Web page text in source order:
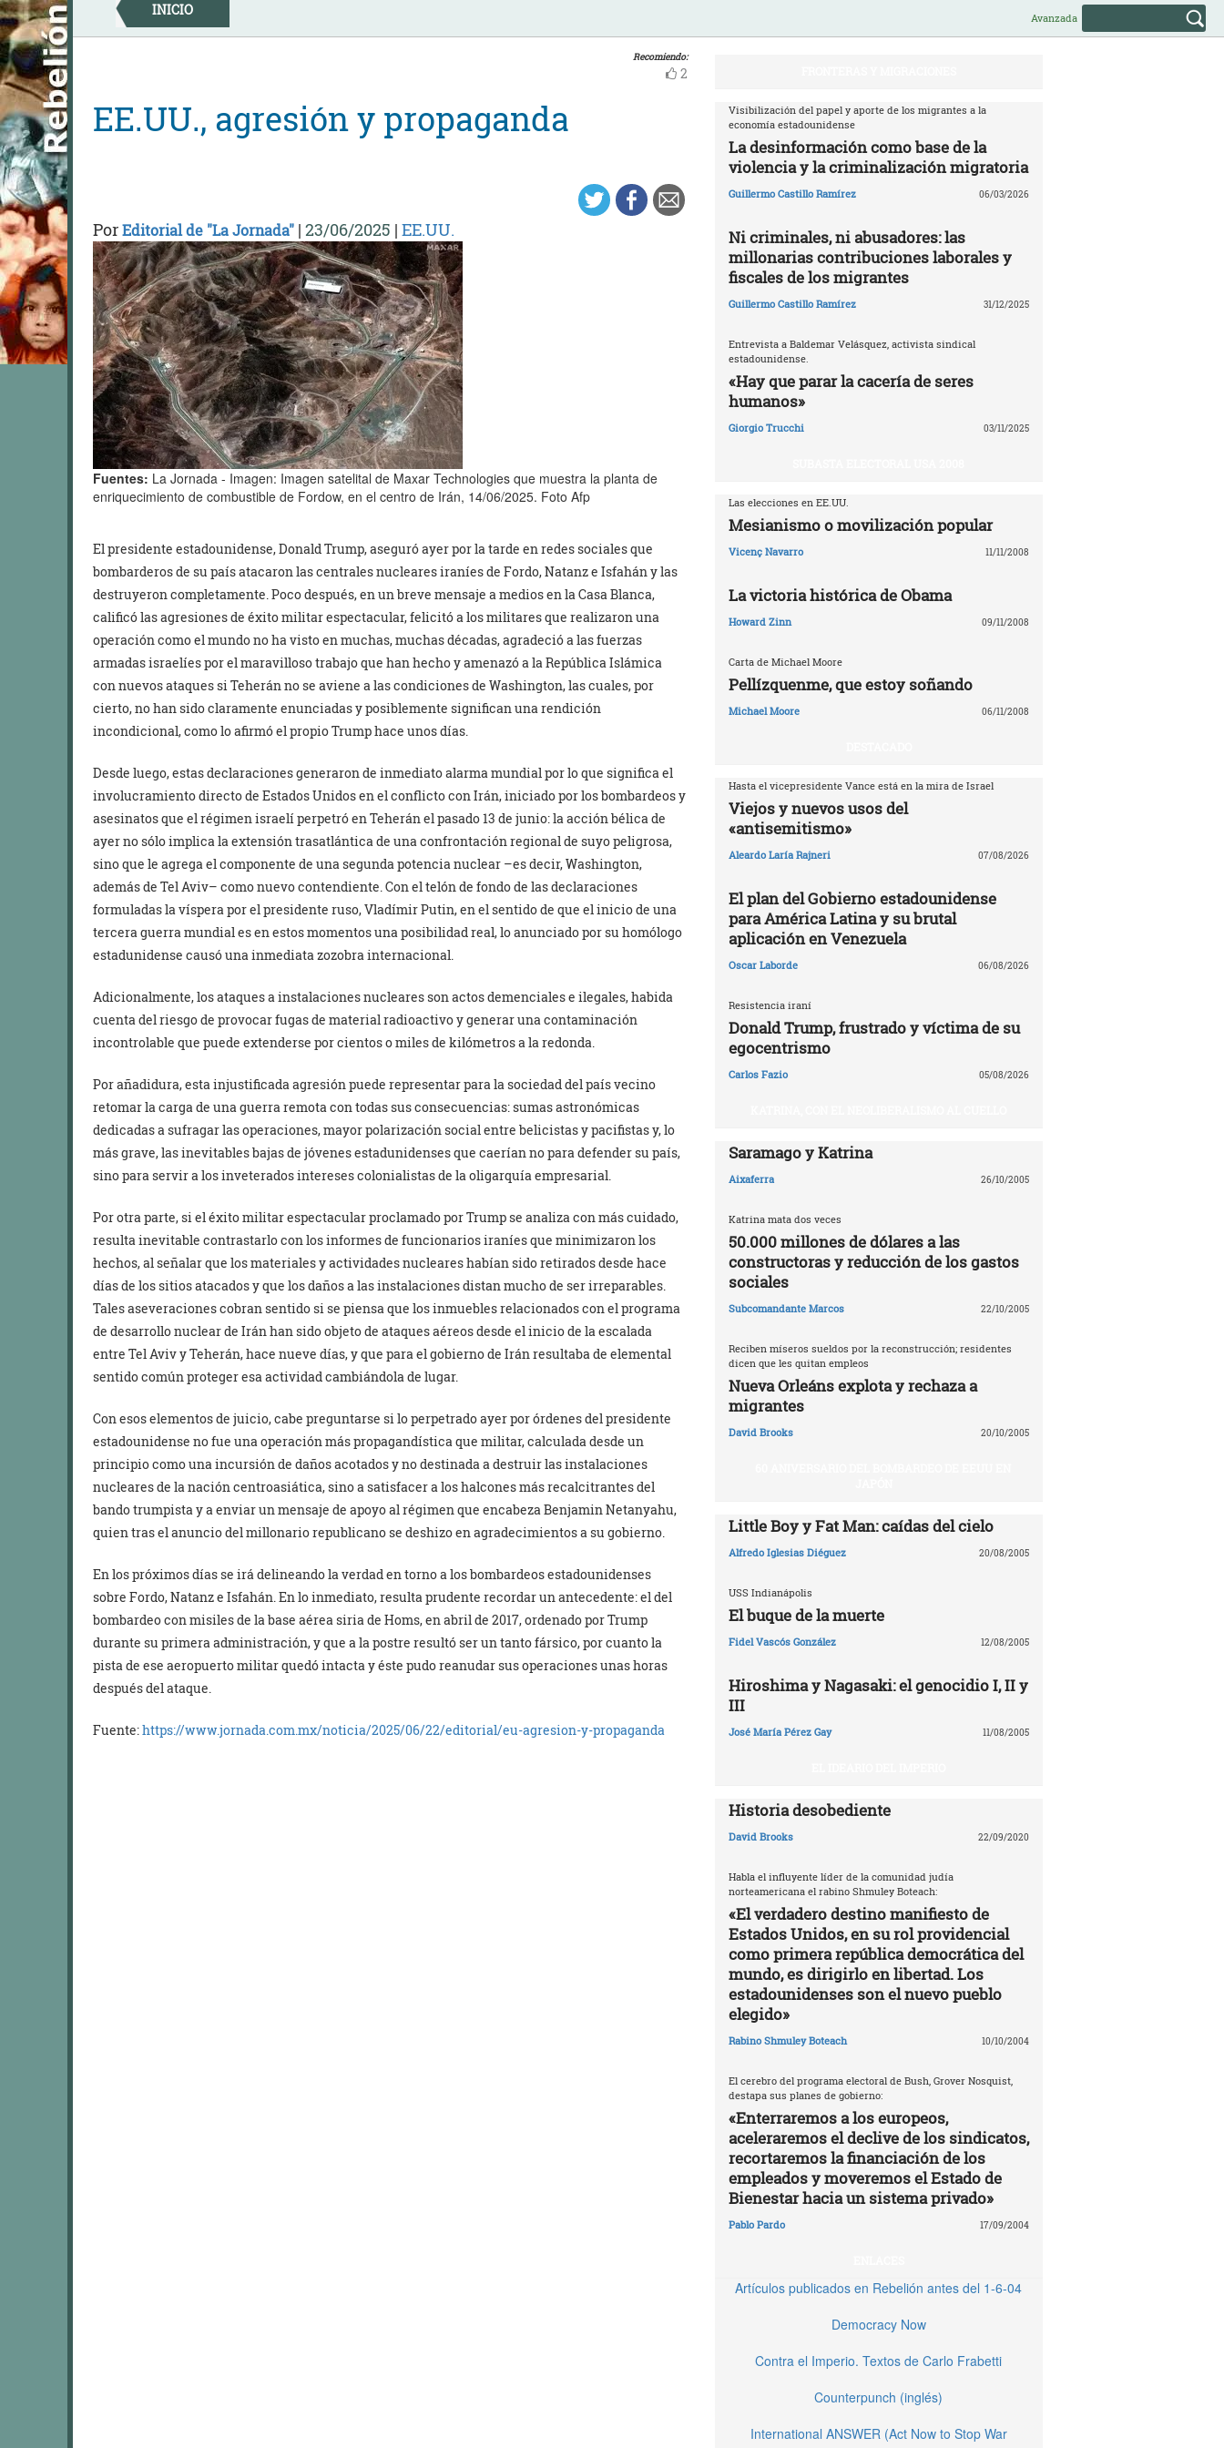
Skip
to
content
INICIO Avanzada
Recomiendo:
2
EE.UU., agresión y propaganda
PorEditorial de "La Jornada" | 23/06/2025 | EE.UU.
Fuentes: La Jornada - Imagen: Imagen satelital de Maxar Technologies que muestra la planta de
enriquecimiento de combustible de Fordow, en el centro de Irán, 14/06/2025. Foto Afp
El presidente estadounidense, Donald Trump, aseguró ayer por la tarde en redes sociales que
bombarderos de su país atacaron las centrales nucleares iraníes de Fordo, Natanz e Isfahán y las
destruyeron completamente. Poco después, en un breve mensaje a medios en la Casa Blanca,
calificó las agresiones de éxito militar espectacular, felicitó a los militares que realizaron una
operación como el mundo no ha visto en muchas, muchas décadas, agradeció a las fuerzas
armadas israelíes por el maravilloso trabajo que han hecho y amenazó a la República Islámica
con nuevos ataques si Teherán no se aviene a las condiciones de Washington, las cuales, por
cierto, no han sido claramente enunciadas y posiblemente significan una rendición
incondicional, como lo afirmó el propio Trump hace unos días.
Desde luego, estas declaraciones generaron de inmediato alarma mundial por lo que significa el
involucramiento directo de Estados Unidos en el conflicto con Irán, iniciado por los bombardeos y
asesinatos que el régimen israelí perpetró en Teherán el pasado 13 de junio: la acción bélica de
ayer no sólo implica la extensión trasatlántica de una confrontación regional de suyo peligrosa,
sino que le agrega el componente de una segunda potencia nuclear –es decir, Washington,
además de Tel Aviv– como nuevo contendiente. Con el telón de fondo de las declaraciones
formuladas la víspera por el presidente ruso, Vladímir Putin, en el sentido de que el inicio de una
tercera guerra mundial es en estos momentos una posibilidad real, lo anunciado por su homólogo
estadunidense causó una inmediata zozobra internacional.
Adicionalmente, los ataques a instalaciones nucleares son actos demenciales e ilegales, habida
cuenta del riesgo de provocar fugas de material radioactivo y generar una contaminación
incontrolable que puede extenderse por cientos o miles de kilómetros a la redonda.
Por añadidura, esta injustificada agresión puede representar para la sociedad del país vecino
retomar la carga de una guerra remota con todas sus consecuencias: sumas astronómicas
dedicadas a sufragar las operaciones, mayor polarización social entre belicistas y pacifistas y, lo
más grave, las inevitables bajas de jóvenes estadunidenses que caerían no para defender su país,
sino para servir a los inveterados intereses colonialistas de la oligarquía empresarial.
Por otra parte, si el éxito militar espectacular proclamado por Trump se analiza con más cuidado,
resulta inevitable contrastarlo con los informes de funcionarios iraníes que minimizaron los
hechos, al señalar que los materiales y actividades nucleares habían sido retirados desde hace
días de los sitios atacados y que los daños a las instalaciones distan mucho de ser irreparables.
Tales aseveraciones cobran sentido si se piensa que los inmuebles relacionados con el programa
de desarrollo nuclear de Irán han sido objeto de ataques aéreos desde el inicio de la escalada
entre Tel Aviv y Teherán, hace nueve días, y que para el gobierno de Irán resultaba de elemental
sentido común proteger esa actividad cambiándola de lugar.
Con esos elementos de juicio, cabe preguntarse si lo perpetrado ayer por órdenes del presidente
estadounidense no fue una operación más propagandística que militar, calculada desde un
principio como una incursión de daños acotados y no destinada a destruir las instalaciones
nucleares de la nación centroasiática, sino a satisfacer a los halcones más recalcitrantes del
bando trumpista y a enviar un mensaje de apoyo al régimen que encabeza Benjamin Netanyahu,
quien tras el anuncio del millonario republicano se deshizo en agradecimientos a su gobierno.
En los próximos días se irá delineando la verdad en torno a los bombardeos estadounidenses
sobre Fordo, Natanz e Isfahán. En lo inmediato, resulta prudente recordar un antecedente: el del
bombardeo con misiles de la base aérea siria de Homs, en abril de 2017, ordenado por Trump
durante su primera administración, y que a la postre resultó ser un tanto fársico, por cuanto la
pista de ese aeropuerto militar quedó intacta y éste pudo reanudar sus operaciones unas horas
después del ataque.
Fuente:https://www.jornada.com.mx/noticia/2025/06/22/editorial/eu-agresion-y-propaganda
Visibilización del papel y aporte de los migrantes a la
economía estadounidense
La desinformación como base de la
violencia y la criminalización migratoria
Guillermo Castillo Ramírez 06/03/2026
Ni criminales, ni abusadores: las
millonarias contribuciones laborales y
fiscales de los migrantes
Guillermo Castillo Ramírez 31/12/2025
Entrevista a Baldemar Velásquez, activista sindical
estadounidense.
«Hay que parar la cacería de seres
humanos»
Giorgio Trucchi 03/11/2025
Las elecciones en EE.UU.
Mesianismo o movilización popular
Vicenç Navarro 11/11/2008
La victoria histórica de Obama
Howard Zinn 09/11/2008
Carta de Michael Moore
Pellízquenme, que estoy soñando
Michael Moore 06/11/2008
Hasta el vicepresidente Vance está en la mira de Israel
Viejos y nuevos usos del
«antisemitismo»
Aleardo Laría Rajneri 07/08/2026
El plan del Gobierno estadounidense
para América Latina y su brutal
aplicación en Venezuela
Oscar Laborde 06/08/2026
Resistencia iraní
Donald Trump, frustrado y víctima de su
egocentrismo
Carlos Fazio 05/08/2026
Saramago y Katrina
Aixaferra 26/10/2005
Katrina mata dos veces
50.000 millones de dólares a las
constructoras y reducción de los gastos
sociales
Subcomandante Marcos 22/10/2005
Reciben míseros sueldos por la reconstrucción; residentes
dicen que les quitan empleos
Nueva Orleáns explota y rechaza a
migrantes
David Brooks 20/10/2005
Little Boy y Fat Man: caídas del cielo
Alfredo Iglesias Diéguez 20/08/2005
USS Indianápolis
El buque de la muerte
Fidel Vascós González 12/08/2005
Hiroshima y Nagasaki: el genocidio I, II y
III
José María Pérez Gay 11/08/2005
Historia desobediente
David Brooks 22/09/2020
Habla el influyente líder de la comunidad judía
norteamericana el rabino Shmuley Boteach:
«El verdadero destino manifiesto de
Estados Unidos, en su rol providencial
como primera república democrática del
mundo, es dirigirlo en libertad. Los
estadounidenses son el nuevo pueblo
elegido»
Rabino Shmuley Boteach 10/10/2004
El cerebro del programa electoral de Bush, Grover Nosquist,
destapa sus planes de gobierno:
«Enterraremos a los europeos,
aceleraremos el declive de los sindicatos,
recortaremos la financiación de los
empleados y moveremos el Estado de
Bienestar hacia un sistema privado»
Pablo Pardo 17/09/2004
Artículos publicados en Rebelión antes del 1-6-04
Democracy Now
Contra el Imperio. Textos de Carlo Frabetti
Counterpunch (inglés)
International ANSWER (Act Now to Stop War